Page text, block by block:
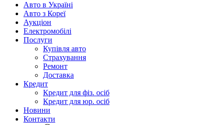
Авто в Україні
Авто з Кореї
Аукціон
Електромобілі
Послуги
Купівля авто
Страхування
Ремонт
Доставка
Кредит
Кредит для фіз. осіб
Кредит для юр. осіб
Новини
Контакти